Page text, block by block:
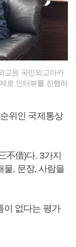
교원 국민외교아카
로 인터뷰를 진행하
위인 국제통상
不借)다. 3가지
물, 문장, 사람을
이 없다는 평가